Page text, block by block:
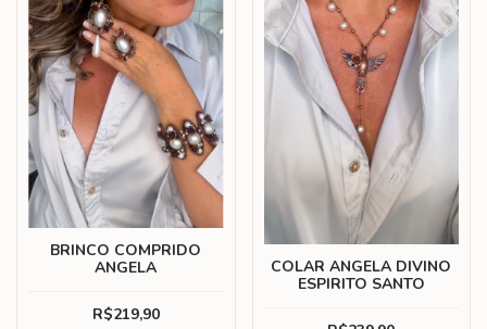
BRINCO COMPRIDO
ANGELA
R$219,90
COLAR ANGELA DIVINO
ESPIRITO SANTO